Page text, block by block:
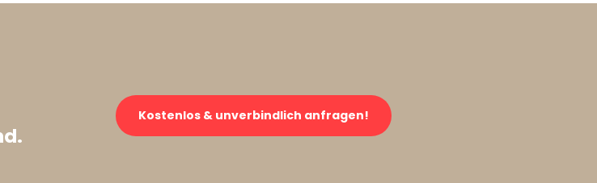
Kostenlos & unverbindlich anfragen!